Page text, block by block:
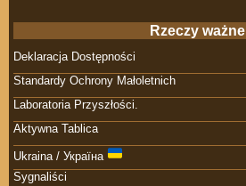
Rzeczy ważne
Deklaracja Dostępności
Standardy Ochrony Małoletnich
Laboratoria Przyszłości.
Aktywna Tablica
Ukraina / Україна
Sygnaliści